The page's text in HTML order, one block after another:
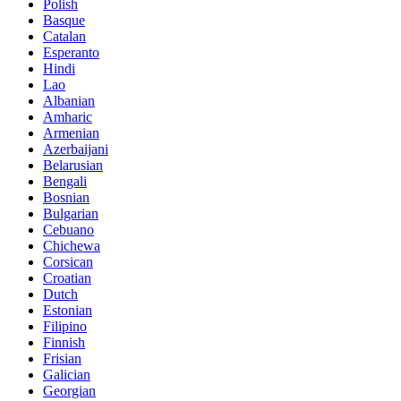
Polish
Basque
Catalan
Esperanto
Hindi
Lao
Albanian
Amharic
Armenian
Azerbaijani
Belarusian
Bengali
Bosnian
Bulgarian
Cebuano
Chichewa
Corsican
Croatian
Dutch
Estonian
Filipino
Finnish
Frisian
Galician
Georgian